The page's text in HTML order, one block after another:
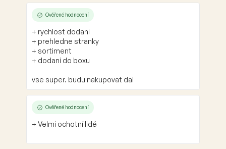
Ověřené hodnocení
+ rychlost dodani
+ prehledne stranky
+ sortiment
+ dodani do boxu
vse super. budu nakupovat dal
Ověřené hodnocení
+ Velmi ochotní lidé